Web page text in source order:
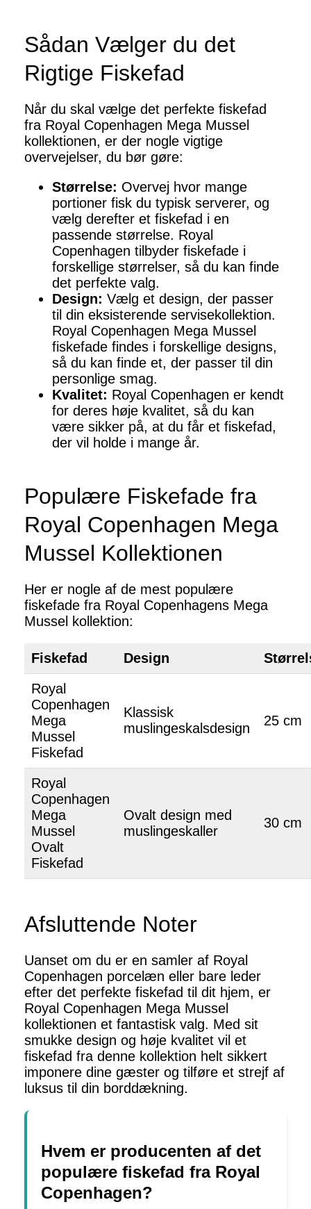
Sådan Vælger du det
Rigtige Fiskefad
Når du skal vælge det perfekte fiskefad
fra Royal Copenhagen Mega Mussel
kollektionen, er der nogle vigtige
overvejelser, du bør gøre:
Størrelse: Overvej hvor mange
portioner fisk du typisk serverer, og
vælg derefter et fiskefad i en
passende størrelse. Royal
Copenhagen tilbyder fiskefade i
forskellige størrelser, så du kan finde
det perfekte valg.
Design: Vælg et design, der passer
til din eksisterende servisekollektion.
Royal Copenhagen Mega Mussel
fiskefade findes i forskellige designs,
så du kan finde et, der passer til din
personlige smag.
Kvalitet: Royal Copenhagen er kendt
for deres høje kvalitet, så du kan
være sikker på, at du får et fiskefad,
der vil holde i mange år.
Populære Fiskefade fra
Royal Copenhagen Mega
Mussel Kollektionen
Her er nogle af de mest populære
fiskefade fra Royal Copenhagens Mega
Mussel kollektion:
Fiskefad Design
Royal
Copenhagen
Mega
Mussel
Fiskefad
Klassisk
muslingeskalsdesign
25 cm
Royal
Copenhagen
Mega
Mussel
Ovalt
Fiskefad
Ovalt design med
muslingeskaller
30 cm
Afsluttende Noter
Uanset om du er en samler af Royal
Copenhagen porcelæn eller bare leder
efter det perfekte fiskefad til dit hjem, er
Royal Copenhagen Mega Mussel
kollektionen et fantastisk valg. Med sit
smukke design og høje kvalitet vil et
fiskefad fra denne kollektion helt sikkert
imponere dine gæster og tilføre et strejf af
luksus til din borddækning.
Hvem er producenten af det
populære fiskefad fra Royal
Copenhagen?